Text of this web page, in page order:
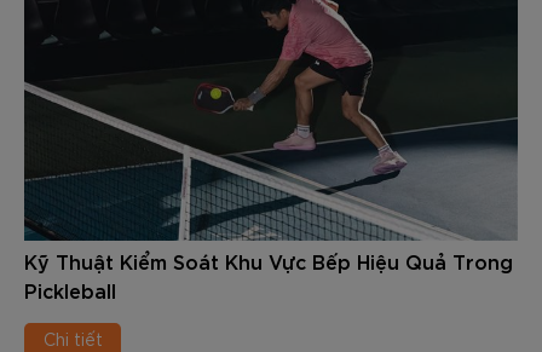
Kỹ Thuật Kiểm Soát Khu Vực Bếp Hiệu Quả Trong
Pickleball
Chi tiết